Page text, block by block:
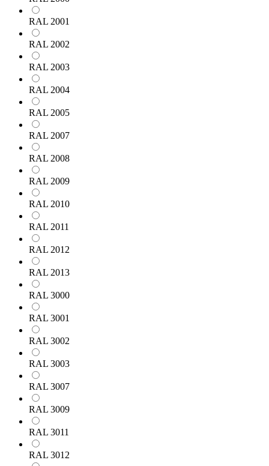
RAL 2001
RAL 2002
RAL 2003
RAL 2004
RAL 2005
RAL 2007
RAL 2008
RAL 2009
RAL 2010
RAL 2011
RAL 2012
RAL 2013
RAL 3000
RAL 3001
RAL 3002
RAL 3003
RAL 3007
RAL 3009
RAL 3011
RAL 3012